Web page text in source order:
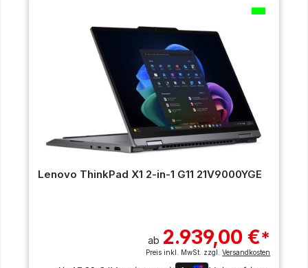
Lenovo ThinkPad X1 2-in-1 G11 21V9000YGE
ab 2.939,00 €*
Preis inkl. MwSt. zzgl.Versandkosten